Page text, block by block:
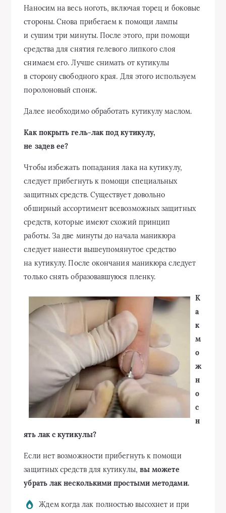
Наносим на весь ноготь, включая торец и боковые
стороны. Снова прибегаем к помощи лампы
и сушим три минуты. После этого, при помощи
средства для снятия гелевого липкого слоя
снимаем его. Лучше снимать от кутикулы
в сторону свободного края. Для этого используем
поролоновый спонж.
Далее необходимо обработать кутикулу маслом.
Как покрыть гель-лак под кутикулу,
не задев ее?
Чтобы избежать попадания лака на кутикулу,
следует прибегнуть к помощи специальных
защитных средств. Существует довольно
обширный ассортимент всевозможных защитных
средств, которые имеют схожий принцип
работы. За две минуты до начала маникюра
следует нанести вышеупомянутое средство
на кутикулу. После окончания маникюра следует
только снять образовавшуюся пленку.
К
а
к
м
о
ж
н
о
с
н
ять лак с кутикулы?
Если нет возможности прибегнуть к помощи
защитных средств для кутикулы, вы можете
убрать лак несколькими простыми методами.
Ждем когда лак полностью высохнет и при